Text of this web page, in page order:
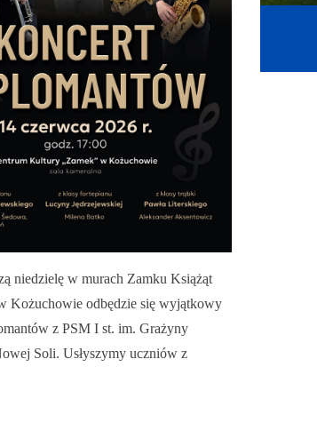
niedzielę w murach Zamku Książąt
Kożuchowie odbędzie się wyjątkowy
z PSM I st. im. Grażyny
Soli. Usłyszymy uczniów z